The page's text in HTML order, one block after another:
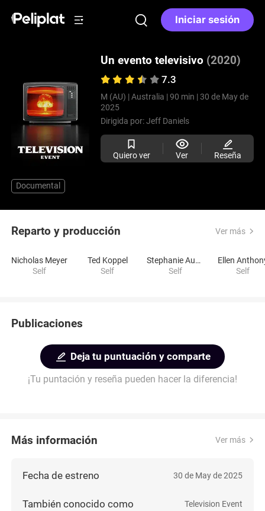
Iniciar sesión
Un evento televisivo (2020)
7.3
M (AU) | Australia | 90 min | 30 de May de
2025
Dirigida por:Jeff Daniels
Quiero ver Ver Reseña
Documental
Reparto y producción Ver más
Nicholas Meyer
Self
Ted Koppel
Self
Stephanie Austin
Self
Ellen
Self
Publicaciones
Deja tu puntuación y comparte
¡Tu puntación y reseña pueden hacer la diferencia!
Más información Ver más
Fecha de estreno 30 de May de 2025
También conocido como Television Event